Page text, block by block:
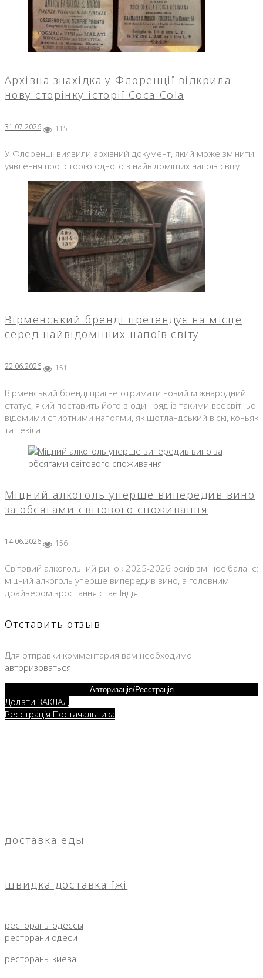
Архівна знахідка у Флоренції відкрила
нову сторінку історії Coca-Cola
31.07.2026 115
У Флоренції виявили архівний документ, який може змінити
уявлення про історію одного з найвідоміших напоїв світу.
Вірменський бренді претендує на місце
серед найвідоміших напоїв світу
22.06.2026 151
Вірменський бренді прагне отримати новий міжнародний
статус, який поставить його в один ряд із такими всесвітньо
відомими спиртними напоями, як шотландський віскі, коньяк
та текіла.
Міцний алкоголь уперше випередив вино
за обсягами світового споживання
14.06.2026 156
Світовий алкогольний ринок 2025-2026 років змінює баланс:
міцний алкоголь уперше випередив вино, а головним
драйвером зростання стає Індія.
Отставить отзыв
Для отправки комментария вам необходимо
авторизоваться
Авторизація/Реєстрація
Додати ЗАКЛАД
Реєстрація Постачальника
доставка еды
швидка доставка їжі
рестораны одессы
ресторани одеси
рестораны киева